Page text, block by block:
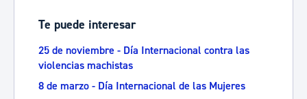
Te puede interesar
25 de noviembre - Día Internacional contra las
violencias machistas
8 de marzo - Día Internacional de las Mujeres